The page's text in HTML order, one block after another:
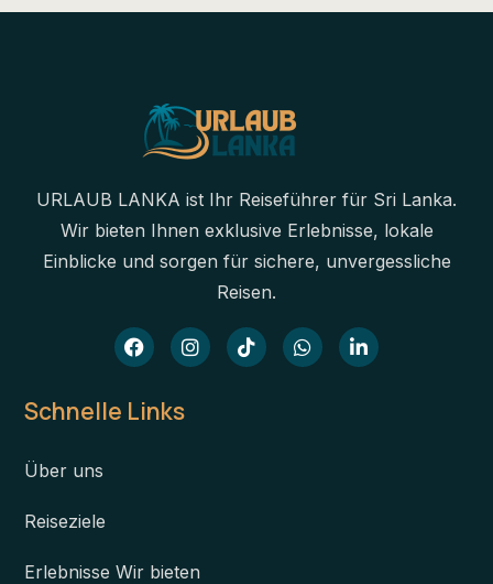
URLAUB LANKA ist Ihr Reiseführer für Sri Lanka.
Wir bieten Ihnen exklusive Erlebnisse, lokale
Einblicke und sorgen für sichere, unvergessliche
Reisen.
Schnelle Links
Über uns
Reiseziele
Erlebnisse Wir bieten